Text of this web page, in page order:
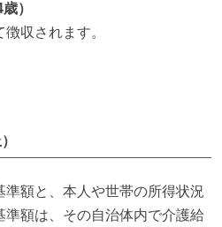
）
収されます。
準額と、本人や世帯の所得状況
額は、その自治体内で介護給